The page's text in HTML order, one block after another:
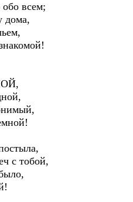
всем;
дома,
с тобой,